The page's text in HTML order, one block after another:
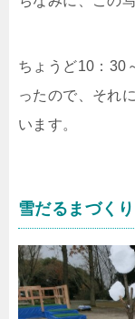
ちょうど10：30
ったので、それ
います。
雪だるまづくり